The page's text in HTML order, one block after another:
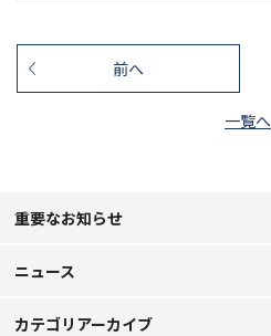
前へ
一覧へ
重要なお知らせ
ニュース
カテゴリアーカイブ